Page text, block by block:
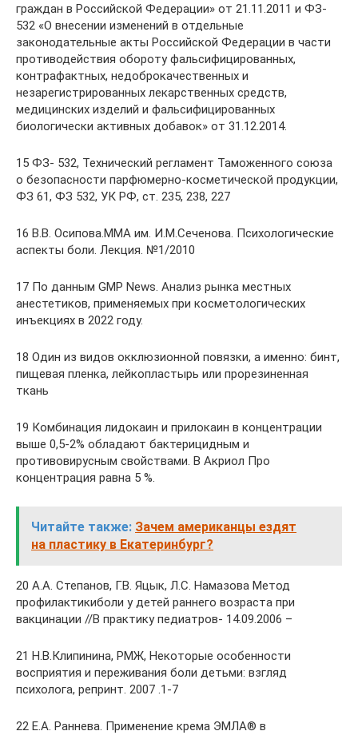
граждан в Российской Федерации» от 21.11.2011 и ФЗ-
532 «О внесении изменений в отдельные
законодательные акты Российской Федерации в части
противодействия обороту фальсифицированных,
контрафактных, недоброкачественных и
незарегистрированных лекарственных средств,
медицинских изделий и фальсифицированных
биологически активных добавок» от 31.12.2014.
15 ФЗ- 532, Технический регламент Таможенного союза
о безопасности парфюмерно-косметической продукции,
ФЗ 61, ФЗ 532, УК РФ, ст. 235, 238, 227
16 В.В. Осипова.ММА им. И.М.Сеченова. Психологические
аспекты боли. Лекция. №1/2010
17 По данным GMP News. Анализ рынка местных
анестетиков, применяемых при косметологических
инъекциях в 2022 году.
18 Один из видов окклюзионной повязки, а именно: бинт,
пищевая пленка, лейкопластырь или прорезиненная
ткань
19 Комбинация лидокаин и прилокаин в концентрации
выше 0,5-2% обладают бактерицидным и
противовирусным свойствами. В Акриол Про
концентрация равна 5 %.
Читайте также: Зачем американцы ездят
на пластику в Екатеринбург?
20 А.А. Степанов, Г.В. Яцык, Л.С. Намазова Метод
профилактикиболи у детей раннего возраста при
вакцинации //В практику педиатров- 14.09.2006 –
21 Н.В.Клипинина, РМЖ, Некоторые особенности
восприятия и переживания боли детьми: взгляд
психолога, репринт. 2007 .1-7
22 Е.А. Раннева. Применение крема ЭМЛА® в